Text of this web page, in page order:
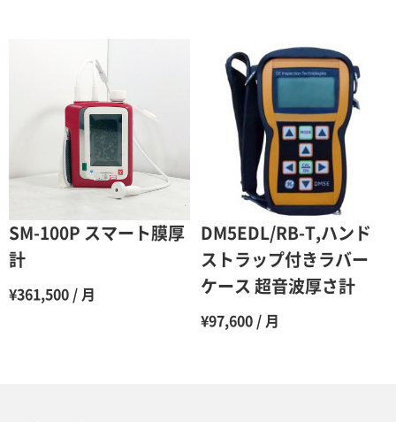
SM-100P スマート膜厚
計
¥361,500 / 月
DM5EDL/RB-T,ハンド
ストラップ付きラバー
ケース 超音波厚さ計
¥97,600 / 月